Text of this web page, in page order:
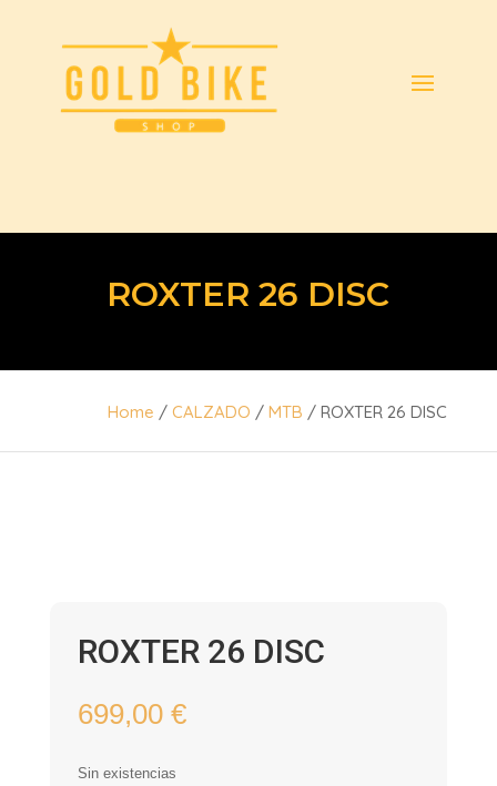
ROXTER 26 DISC
Home /CALZADO /MTB / ROXTER 26 DISC
ROXTER 26 DISC
699,00 €
Sin existencias